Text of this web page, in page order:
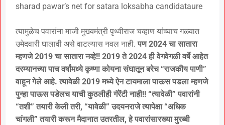
sharad pawar’s net for satara loksabha candidataure
त्यामुळेच पवारांना माजी मुख्यमंत्री पृथ्वीराज चव्हाण यांच्याच गळ्यात
उमेदवारी घालावी असे वाटल्यास नवल नाही.पण 2024 चा सातारा
म्हणजे 2019 चा सातारा नव्हे!! 2019 ते 2024 ही वेगवेगळी वर्षे आहेत
दरम्यानच्या पाच वर्षांमध्ये कृष्णा कोयना संघातून बरेच “राजकीय पाणी”
वाहून गेले आहे. त्यावेळी 2019 मध्ये ऐन टायमाला पाऊस पडला म्हणजे
पुन्हा पाऊस पडेलच याची कुठलीही गॅरेंटी नाही!! “त्यावेळी” पवारांनी
“तशी” तयारी केली तरी, “यावेळी” उदयनराजे त्यापेक्षा “अधिक
चांगली” तयारी करून मैदानात उतरतील, हे पवारांसारख्या मुरब्बी